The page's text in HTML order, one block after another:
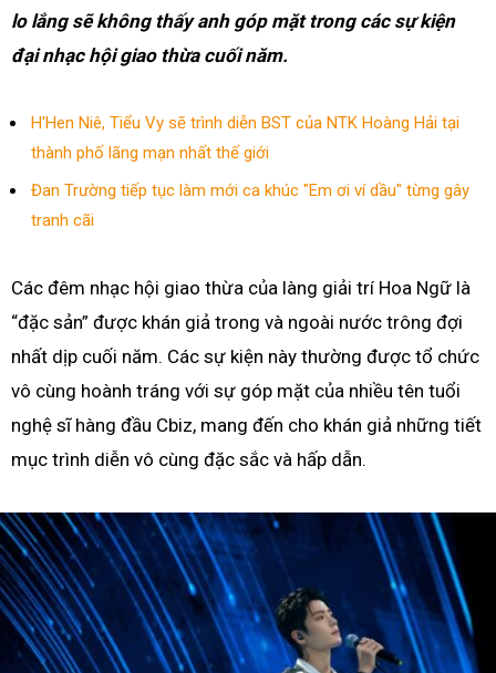
lo lắng sẽ không thấy anh góp mặt trong các sự kiện
đại nhạc hội giao thừa cuối năm.
H'Hen Niê, Tiểu Vy sẽ trình diễn BST của NTK Hoàng Hải tại
thành phố lãng mạn nhất thế giới
Đan Trường tiếp tục làm mới ca khúc "Em ơi ví dầu" từng gây
tranh cãi
Các đêm nhạc hội giao thừa của làng giải trí Hoa Ngữ là
“đặc sản” được khán giả trong và ngoài nước trông đợi
nhất dịp cuối năm. Các sự kiện này thường được tổ chức
vô cùng hoành tráng với sự góp mặt của nhiều tên tuổi
nghệ sĩ hàng đầu Cbiz, mang đến cho khán giả những tiết
mục trình diễn vô cùng đặc sắc và hấp dẫn.